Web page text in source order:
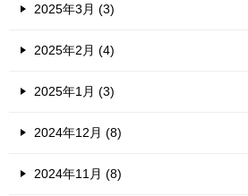
2025年3月 (3)
2025年2月 (4)
2025年1月 (3)
2024年12月 (8)
2024年11月 (8)